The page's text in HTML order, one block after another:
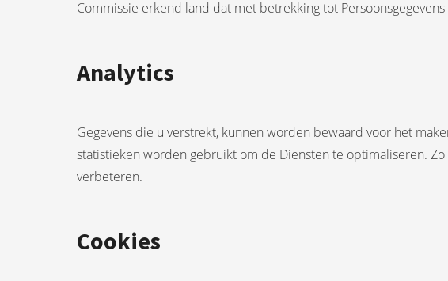
Commissie erkend land dat met betrekking tot
Analytics
Gegevens die u verstrekt, kunnen worden bewaard voor het
statistieken worden gebruikt om de Diensten te optimaliseren.
verbeteren.
Cookies